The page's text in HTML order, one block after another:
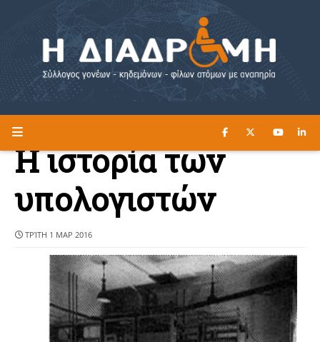
Η ΔΙΑΔΡΟΜΗ ΔΙΑΒΑΣΤΕ ΕΔΩ ►
Η ιστορία των
υπολογιστών
ΤΡΊΤΗ 1 ΜΑΡ 2016